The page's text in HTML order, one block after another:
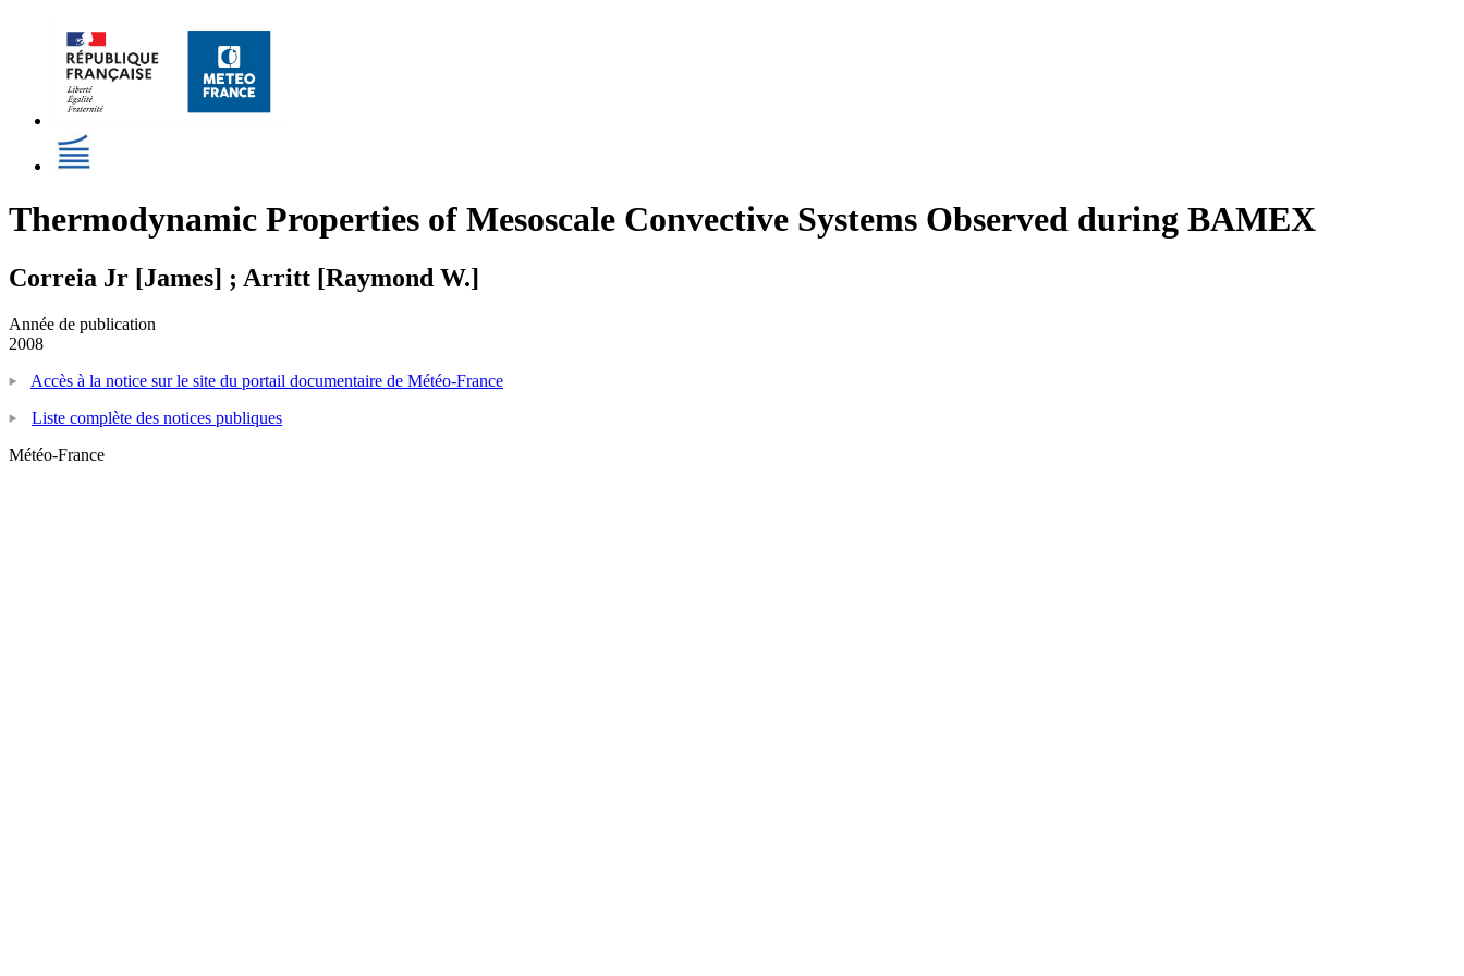
Thermodynamic Properties of Mesoscale Convective Systems Observed during BAMEX
Correia Jr [James] ; Arritt [Raymond W.]
Année de publication
2008
Accès à la notice sur le site du portail documentaire de Météo-France
Liste complète des notices publiques
Météo-France